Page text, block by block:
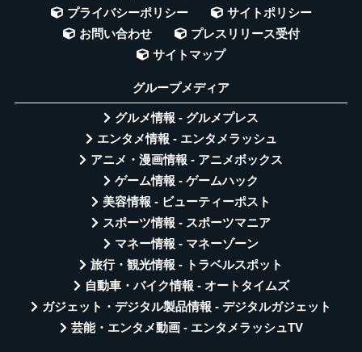
プライバシーポリシー
サイトポリシー
お問い合わせ
プレスリリース受付
サイトマップ
グループメディア
グルメ情報 - グルメプレス
エンタメ情報 - エンタメラッシュ
アニメ・漫画情報 - アニメボックス
ゲーム情報 - ゲームハック
美容情報 - ビューティーポスト
スポーツ情報 - スポーツマニア
マネー情報 - マネーゾーン
旅行・観光情報 - トラベルスポット
自動車・バイク情報 - オートタイムズ
ガジェット・デジタル製品情報 - デジタルガジェット
芸能・エンタメ動画 - エンタメラッシュTV